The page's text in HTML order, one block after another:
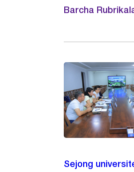
Barcha
Sejong